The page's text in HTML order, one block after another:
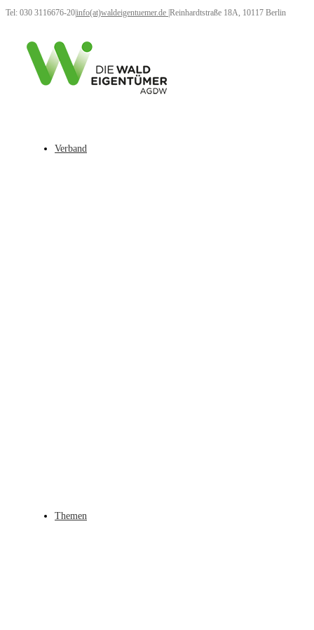
Tel: 030 3116676-20info(at)waldeigentuemer.de Reinhardtstraße 18A, 10117 Berlin
Verband
Themen